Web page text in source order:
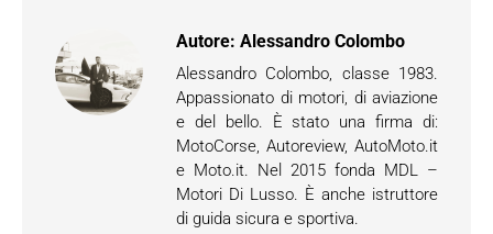
Autore: Alessandro Colombo
Alessandro Colombo, classe 1983.
Appassionato di motori, di aviazione
e del bello. È stato una firma di:
MotoCorse, Autoreview, AutoMoto.it
e Moto.it. Nel 2015 fonda MDL –
Motori Di Lusso. È anche istruttore
di guida sicura e sportiva.